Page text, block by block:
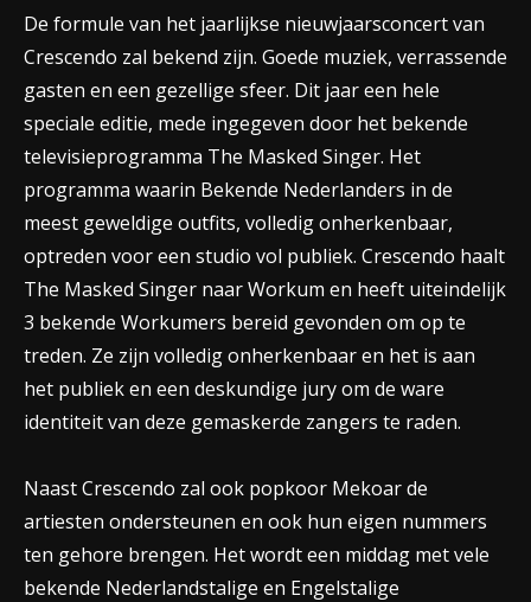
De formule van het jaarlijkse nieuwjaarsconcert van
Crescendo zal bekend zijn. Goede muziek, verrassende
gasten en een gezellige sfeer. Dit jaar een hele
speciale editie, mede ingegeven door het bekende
televisieprogramma The Masked Singer. Het
programma waarin Bekende Nederlanders in de
meest geweldige outfits, volledig onherkenbaar,
optreden voor een studio vol publiek. Crescendo haalt
The Masked Singer naar Workum en heeft uiteindelijk
3 bekende Workumers bereid gevonden om op te
treden. Ze zijn volledig onherkenbaar en het is aan
het publiek en een deskundige jury om de ware
identiteit van deze gemaskerde zangers te raden.
Naast Crescendo zal ook popkoor Mekoar de
artiesten ondersteunen en ook hun eigen nummers
ten gehore brengen. Het wordt een middag met vele
bekende Nederlandstalige en Engelstalige